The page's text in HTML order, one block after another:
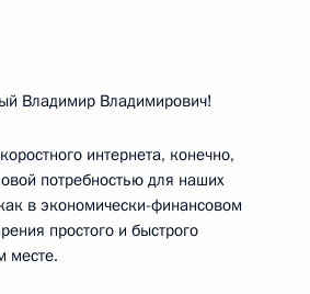
Владимир Владимирович!
интернета, конечно,
потребностью для наших
в экономически-финансовом
простого и быстрого
месте.